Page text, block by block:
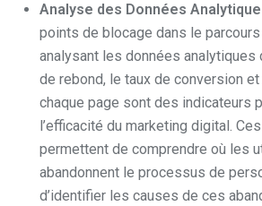
Analyse des Données
points de blocage dans le
analysant les données analytiques
de rebond, le taux de conversion
chaque page sont des indicateurs
l’efficacité du marketing digital.
permettent de comprendre où les
abandonnent le processus de
d’identifier les causes de ces